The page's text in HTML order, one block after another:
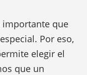
importante que
Por eso,
elegir el
que un